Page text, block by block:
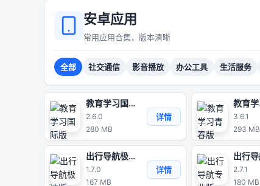
安卓应用
常用应用合集，版本清晰
全部 社交通信 影音播放 办公工具 生活服务
教育学习国际版
2.6.0
280 MB
详情
3.6.1
293 MB
出行导航极速版
1.7.0
167 MB
详情
2.7.1
180 MB